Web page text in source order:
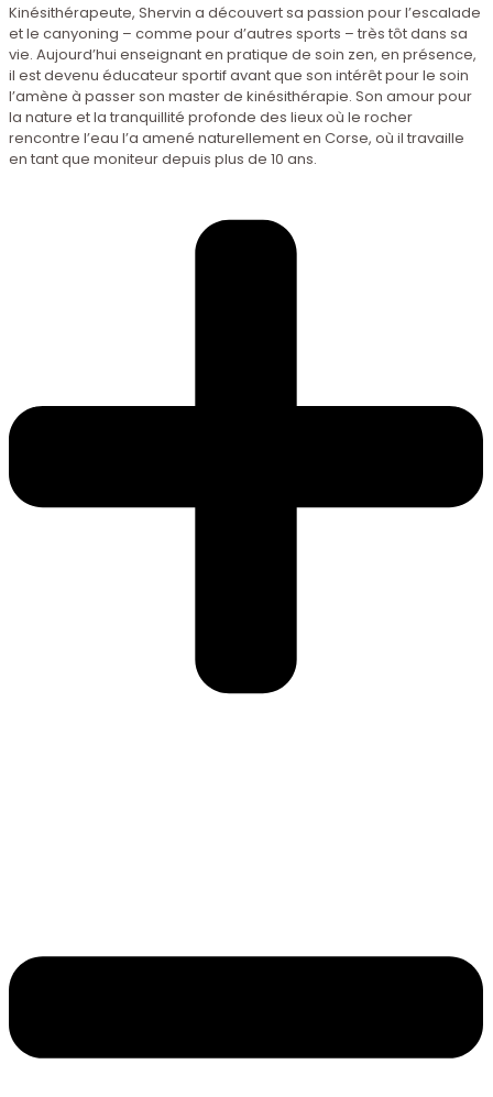
Kinésithérapeute, Shervin a découvert sa passion pour l’escalade
et le canyoning – comme pour d’autres sports – très tôt dans sa
vie. Aujourd’hui enseignant en pratique de soin zen, en présence,
il est devenu éducateur sportif avant que son intérêt pour le soin
l’amène à passer son master de kinésithérapie. Son amour pour
la nature et la tranquillité profonde des lieux où le rocher
rencontre l’eau l’a amené naturellement en Corse, où il travaille
en tant que moniteur depuis plus de 10 ans.